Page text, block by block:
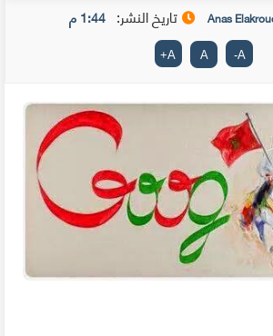
Anas تاريخ النشر: 1:44 م
A
-
A
A
+